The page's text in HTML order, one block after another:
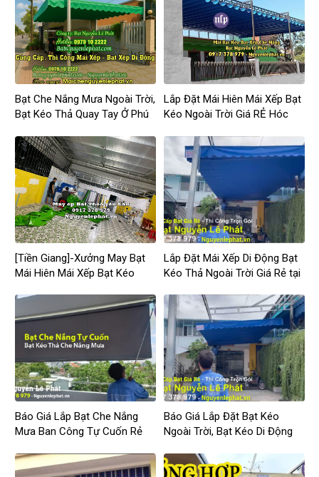
Bạt Che Nắng Mưa Ngoài Trời,
Bạt Kéo Thả Quay Tay Ở Phú
Lắp Đặt Mái Hiên Mái Xếp Bạt
Kéo Ngoài Trời Giá RẺ Hóc
[Tiền Giang]-Xưởng May Bạt
Mái Hiên Mái Xếp Bạt Kéo
Lắp Đặt Mái Xếp Di Động Bạt
Kéo Thả Ngoài Trời Giá Rẻ tại
Báo Giá Lắp Bạt Che Nắng
Mưa Ban Công Tự Cuốn Rẻ
Báo Giá Lắp Đặt Bạt Kéo
Ngoài Trời, Bạt Kéo Di Động